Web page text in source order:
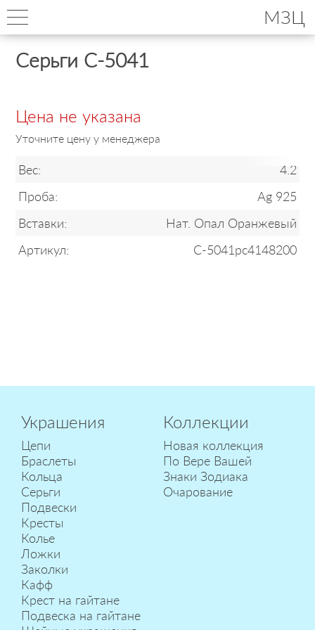
МЗЦ
Серьги С-5041
Цена не указана
Уточните цену у менеджера
Вес:
4.2
Проба:
Ag 925
Вставки:
Нат. Опал Оранжевый
Артикул:
С-5041рс4148200
Украшения
Цепи
Браслеты
Кольца
Серьги
Подвески
Кресты
Колье
Ложки
Заколки
Кафф
Крест на гайтане
Подвеска на гайтане
Коллекции
Новая коллекция
По Вере Вашей
Знаки Зодиака
Очарование